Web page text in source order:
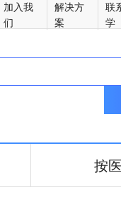
加入我
们
解决方
案
联
学
按